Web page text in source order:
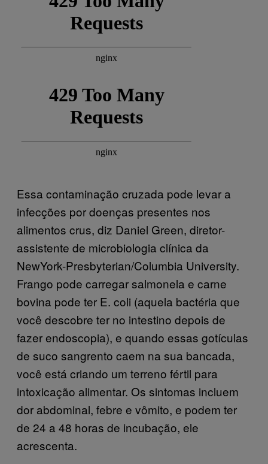
Essa contaminação cruzada pode levar a
infecções por doenças presentes nos
alimentos crus, diz Daniel Green, diretor-
assistente de microbiologia clínica da
NewYork-Presbyterian/Columbia University.
Frango pode carregar salmonela e carne
bovina pode ter E. coli (aquela bactéria que
você descobre ter no intestino depois de
fazer endoscopia), e quando essas gotículas
de suco sangrento caem na sua bancada,
você está criando um terreno fértil para
intoxicação alimentar. Os sintomas incluem
dor abdominal, febre e vômito, e podem ter
de 24 a 48 horas de incubação, ele
acrescenta.